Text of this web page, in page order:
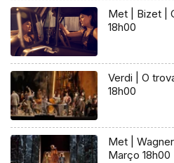
Met | Bizet |
18h00
Verdi | O
18h00
Met |
Março 18h00